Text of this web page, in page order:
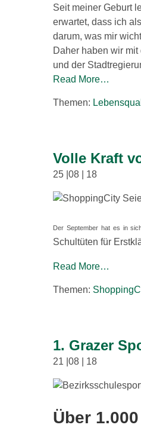
Seit meiner Geburt
erwartet, dass ich
darum, was mir
Daher haben wir
und der
Read More…
Themen:
Volle Kraft
25 |08 | 18
Der September hat es in
Schultüten für
Read More…
Themen:
1. Grazer
21 |08 | 18
Über